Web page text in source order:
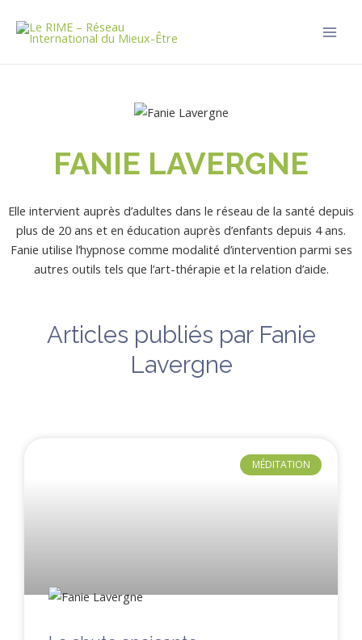
contenu
FANIE LAVERGNE
Elle intervient auprès d’adultes dans le réseau de la santé depuis
plus de 20 ans et en éducation auprès d’enfants depuis 4 ans.
Fanie utilise l’hypnose comme modalité d’intervention parmi ses
autres outils tels que l’art-thérapie et la relation d’aide.
Articles publiés par Fanie
Lavergne
MÉDITATION